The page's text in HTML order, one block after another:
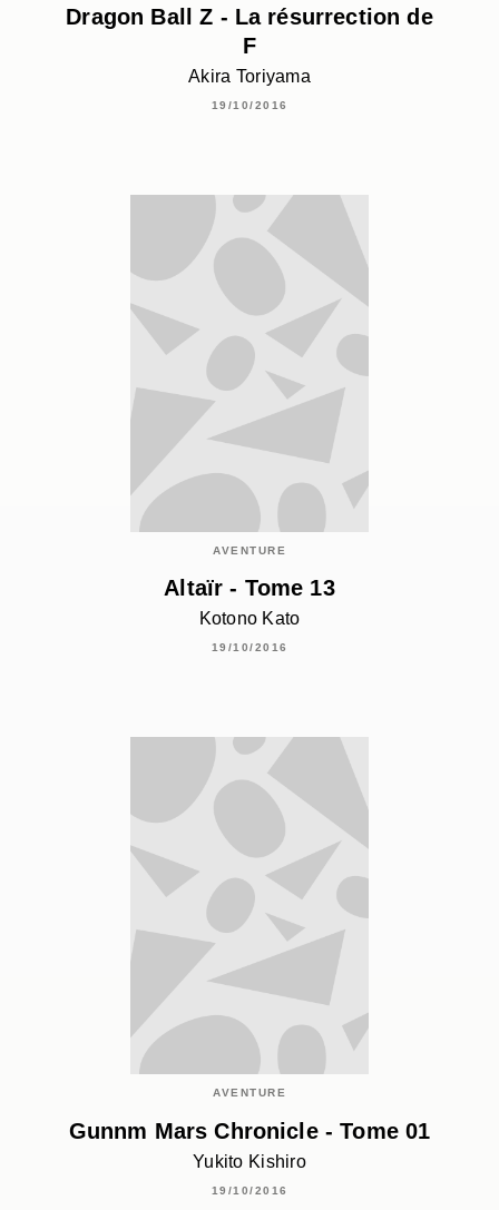
Dragon Ball Z - La résurrection de
F
Akira Toriyama
19/10/2016
AVENTURE
Altaïr - Tome 13
Kotono Kato
19/10/2016
AVENTURE
Gunnm Mars Chronicle - Tome 01
Yukito Kishiro
19/10/2016